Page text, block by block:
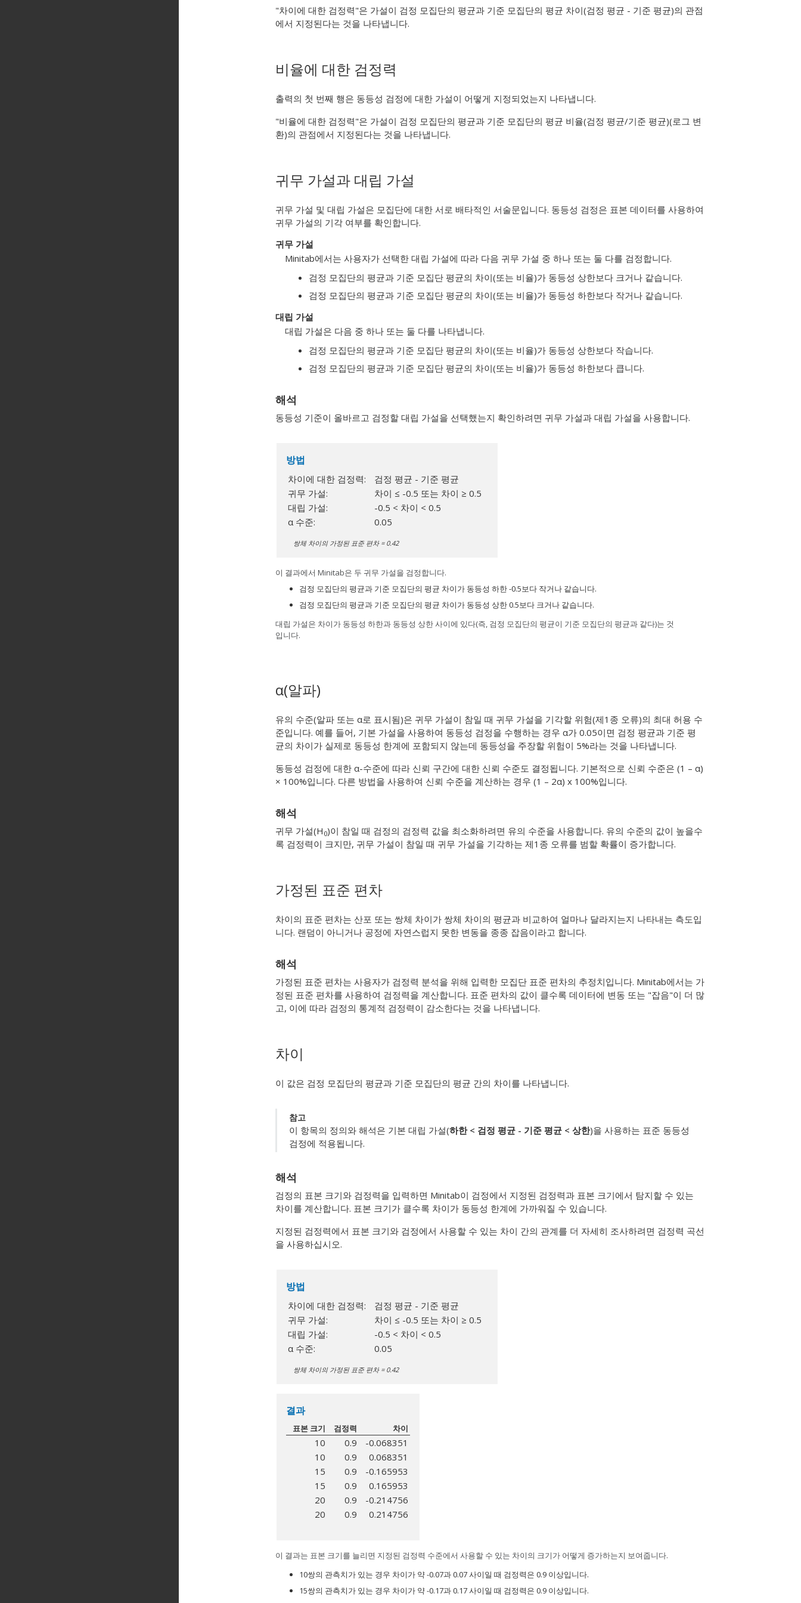
"차이에 대한 검정력"은 가설이 검정 모집단의 평균과 기준 모집단의 평균 차이(검정 평균 - 기준 평균)의 관점
에서 지정된다는 것을 나타냅니다.
비율에 대한 검정력
출력의 첫 번째 행은 동등성 검정에 대한 가설이 어떻게 지정되었는지 나타냅니다.
"비율에 대한 검정력"은 가설이 검정 모집단의 평균과 기준 모집단의 평균 비율(검정 평균/기준 평균)(로그 변
환)의 관점에서 지정된다는 것을 나타냅니다.
귀무 가설과 대립 가설
귀무 가설 및 대립 가설은 모집단에 대한 서로 배타적인 서술문입니다. 동등성 검정은 표본 데이터를 사용하여
귀무 가설의 기각 여부를 확인합니다.
귀무 가설
Minitab에서는 사용자가 선택한 대립 가설에 따라 다음 귀무 가설 중 하나 또는 둘 다를 검정합니다.
검정 모집단의 평균과 기준 모집단 평균의 차이(또는 비율)가 동등성 상한보다 크거나 같습니다.
검정 모집단의 평균과 기준 모집단 평균의 차이(또는 비율)가 동등성 하한보다 작거나 같습니다.
대립 가설
대립 가설은 다음 중 하나 또는 둘 다를 나타냅니다.
검정 모집단의 평균과 기준 모집단 평균의 차이(또는 비율)가 동등성 상한보다 작습니다.
검정 모집단의 평균과 기준 모집단 평균의 차이(또는 비율)가 동등성 하한보다 큽니다.
해석
동등성 기준이 올바르고 검정할 대립 가설을 선택했는지 확인하려면 귀무 가설과 대립 가설을 사용합니다.
방법
차이에 대한 검정력:
검정 평균 - 기준 평균
귀무 가설:
차이 ≤ -0.5 또는 차이 ≥ 0.5
대립 가설:
-0.5 < 차이 < 0.5
α 수준:
0.05
쌍체 차이의 가정된 표준 편차 = 0.42
이 결과에서 Minitab은 두 귀무 가설을 검정합니다.
검정 모집단의 평균과 기준 모집단의 평균 차이가 동등성 하한 -0.5보다 작거나 같습니다.
검정 모집단의 평균과 기준 모집단의 평균 차이가 동등성 상한 0.5보다 크거나 같습니다.
대립 가설은 차이가 동등성 하한과 동등성 상한 사이에 있다(즉, 검정 모집단의 평균이 기준 모집단의 평균과 같다)는 것
입니다.
α(알파)
유의 수준(알파 또는 α로 표시됨)은 귀무 가설이 참일 때 귀무 가설을 기각할 위험(제1종 오류)의 최대 허용 수
준입니다. 예를 들어, 기본 가설을 사용하여 동등성 검정을 수행하는 경우 α가 0.05이면 검정 평균과 기준 평
균의 차이가 실제로 동등성 한계에 포함되지 않는데 동등성을 주장할 위험이 5%라는 것을 나타냅니다.
동등성 검정에 대한 α-수준에 따라 신뢰 구간에 대한 신뢰 수준도 결정됩니다. 기본적으로 신뢰 수준은 (1 – α)
× 100%입니다. 다른 방법을 사용하여 신뢰 수준을 계산하는 경우 (1 – 2α) x 100%입니다.
해석
귀무 가설(H 0)이 참일 때 검정의 검정력 값을 최소화하려면 유의 수준을 사용합니다. 유의 수준의 값이 높을수
록 검정력이 크지만, 귀무 가설이 참일 때 귀무 가설을 기각하는 제1종 오류를 범할 확률이 증가합니다.
가정된 표준 편차
차이의 표준 편차는 산포 또는 쌍체 차이가 쌍체 차이의 평균과 비교하여 얼마나 달라지는지 나타내는 측도입
니다. 랜덤이 아니거나 공정에 자연스럽지 못한 변동을 종종 잡음이라고 합니다.
해석
가정된 표준 편차는 사용자가 검정력 분석을 위해 입력한 모집단 표준 편차의 추정치입니다. Minitab에서는 가
정된 표준 편차를 사용하여 검정력을 계산합니다. 표준 편차의 값이 클수록 데이터에 변동 또는 "잡음"이 더 많
고, 이에 따라 검정의 통계적 검정력이 감소한다는 것을 나타냅니다.
차이
이 값은 검정 모집단의 평균과 기준 모집단의 평균 간의 차이를 나타냅니다.
참고
이 항목의 정의와 해석은 기본 대립 가설(하한 < 검정 평균 - 기준 평균 < 상한)을 사용하는 표준 동등성
검정에 적용됩니다.
해석
검정의 표본 크기와 검정력을 입력하면 Minitab이 검정에서 지정된 검정력과 표본 크기에서 탐지할 수 있는
차이를 계산합니다. 표본 크기가 클수록 차이가 동등성 한계에 가까워질 수 있습니다.
지정된 검정력에서 표본 크기와 검정에서 사용할 수 있는 차이 간의 관계를 더 자세히 조사하려면 검정력 곡선
을 사용하십시오.
방법
차이에 대한 검정력:
검정 평균 - 기준 평균
귀무 가설:
차이 ≤ -0.5 또는 차이 ≥ 0.5
대립 가설:
-0.5 < 차이 < 0.5
α 수준:
0.05
쌍체 차이의 가정된 표준 편차 = 0.42
결과
표본 크기 검정력 차이
10 0.9
-0.068351
10
0.9
0.068351
15
0.9
-0.165953
15
0.9
0.165953
20
0.9
-0.214756
20
0.9 0.214756
이 결과는 표본 크기를 늘리면 지정된 검정력 수준에서 사용할 수 있는 차이의 크기가 어떻게 증가하는지 보여줍니다.
10쌍의 관측치가 있는 경우 차이가 약 -0.07과 0.07 사이일 때 검정력은 0.9 이상입니다.
15쌍의 관측치가 있는 경우 차이가 약 -0.17과 0.17 사이일 때 검정력은 0.9 이상입니다.